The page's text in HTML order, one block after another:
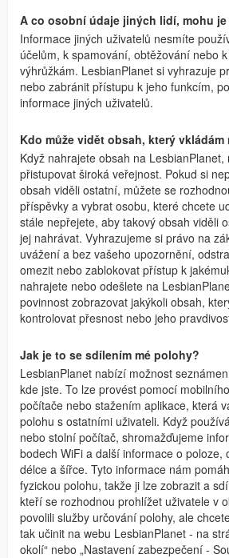
A co osobní údaje jiných lidí, mohu
Informace jiných uživatelů nesmíte
účelům, k spamování, obtěžování nebo
výhrůžkám. LesbianPlanet si vyhrazuje
nebo zabránit přístupu k jeho funkcím,
informace jiných uživatelů.
Kdo může vidět obsah, který
Když nahrajete obsah na LesbianPlanet,
přistupovat široká veřejnost. Pokud si
obsah viděli ostatní, můžete se
příspěvky a vybrat osobu, které chcete
stále nepřejete, aby takový obsah viděli
jej nahrávat. Vyhrazujeme si právo na
uvážení a bez vašeho upozornění,
omezit nebo zablokovat přístup k
nahrajete nebo odešlete na
povinnost zobrazovat jakýkoli obsah,
kontrolovat přesnost nebo jeho
Jak je to se sdílením mé polohy?
LesbianPlanet nabízí možnost
kde jste. To lze provést pomocí
počítače nebo stažením aplikace, která
polohu s ostatními uživateli. Když
nebo stolní počítač, shromažďujeme
bodech WiFi a další informace o poloze,
délce a šířce. Tyto informace nám
fyzickou polohu, takže ji lze zobrazit a
kteří se rozhodnou prohlížet uživatele v
povolili služby určování polohy, ale
tak učinit na webu LesbianPlanet - na
okolí“ nebo „Nastavení zabezpečení -